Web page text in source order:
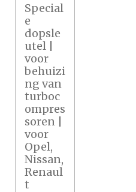
Special
e
dopsle
utel |
voor
behuizi
ng van
turboc
ompres
soren |
voor
Opel,
Nissan,
Renaul
t